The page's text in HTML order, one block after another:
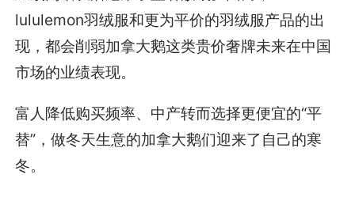
lululemon羽绒服和更为平价的羽绒服产品的出
现，都会削弱加拿大鹅这类贵价奢牌未来在中国
市场的业绩表现。
富人降低购买频率、中产转而选择更便宜的“平
替”，做冬天生意的加拿大鹅们迎来了自己的寒
冬。